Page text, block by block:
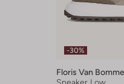
-30%
Floris Van